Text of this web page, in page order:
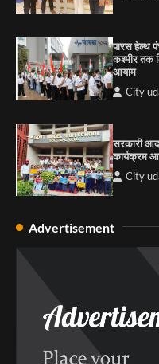
पारस हेल्थ
कश्मीर तक
आयाम
City
सरकारी
कार्यक्रम
City
Advertisement